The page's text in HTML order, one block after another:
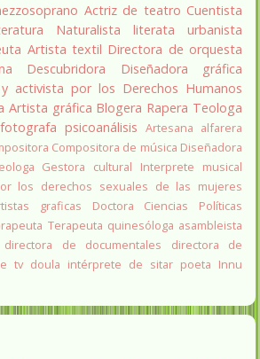
Actriz de teatro Cuentista
Naturalista literata
urbanista
Artista textil Directora de orquesta
Descubridora
Diseñadora gráfica
activista por los Derechos Humanos
Artista gráfica Blogera Rapera Teologa
fotografa psicoanálisis Artesana alfarera
Compositora de música Diseñadora
Gestora cultural
Interprete musical
los derechos sexuales de las mujeres
graficas
Doctora Ciencias Políticas
Terapeuta quinesóloga asambleista
directora de documentales
directora de
tv doula intérprete de sitar poeta Innu